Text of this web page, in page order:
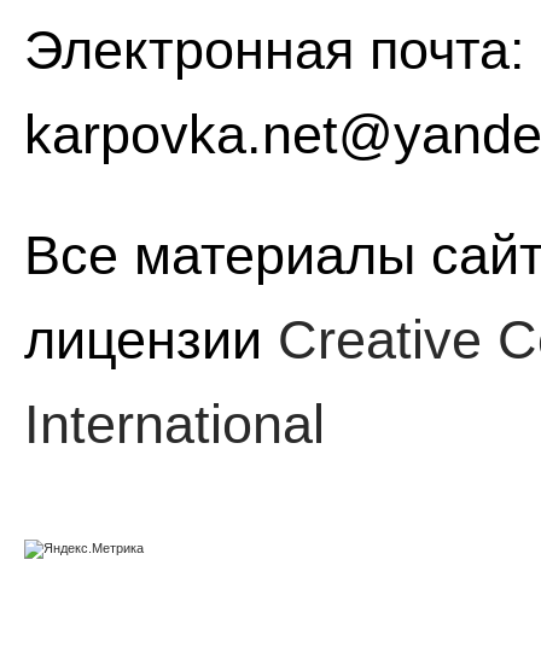
Электронная почта:
Все материалы
лицензии Creative
International